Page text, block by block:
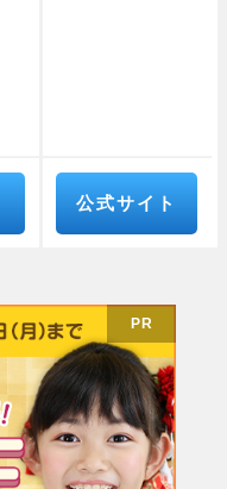
公式サイト
PR